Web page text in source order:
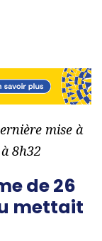
mise à
8h32
de 26
mettait